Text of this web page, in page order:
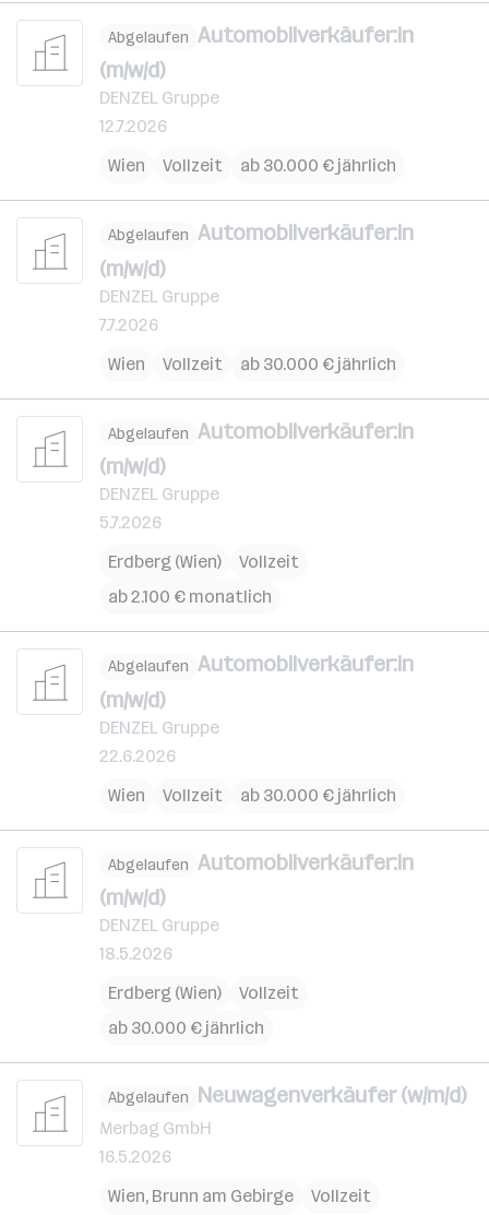
Abgelaufen Automobilverkäufer:in
(m/w/d)
DENZEL Gruppe
12.7.2026
Wien
Vollzeit ab 30.000 € jährlich
Abgelaufen Automobilverkäufer:in
(m/w/d)
DENZEL Gruppe
7.7.2026
Wien
Vollzeit ab 30.000 € jährlich
Abgelaufen Automobilverkäufer:in
(m/w/d)
DENZEL Gruppe
5.7.2026
Erdberg (Wien)
Vollzeit
ab 2.100 € monatlich
Abgelaufen Automobilverkäufer:in
(m/w/d)
DENZEL Gruppe
22.6.2026
Wien
Vollzeit ab 30.000 € jährlich
Abgelaufen Automobilverkäufer:in
(m/w/d)
DENZEL Gruppe
18.5.2026
Erdberg (Wien)
Vollzeit
ab 30.000 € jährlich
Abgelaufen Neuwagenverkäufer (w/m/d)
Merbag GmbH
16.5.2026
Wien, Brunn am Gebirge
Vollzeit